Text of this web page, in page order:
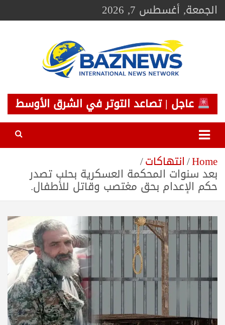
Skip
toالجمعة, أغسطس 7, 2026
BAZNEWS
شبكة باز الإخبارية
عاجل | تصاعد التوتر في الشرق الأوسط
Home انتهاكات
بعد سنوات المحكمة العسكرية بحلب تصدر
حكم الإعدام بحق مغتصب وقاتل للأطفال.